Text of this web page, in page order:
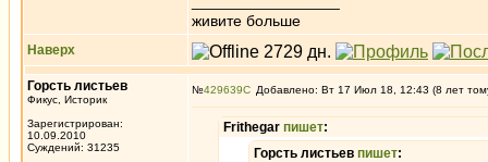
живите больше
Наверх
Горсть листьев
Фикус, Историк
Зарегистрирован:
10.09.2010
Суждений: 31235
№429639 Добавлено: Вт 17 Июл 18, 12:43 (8 лет
Frithegar пишет:
Горсть листьев пишет: